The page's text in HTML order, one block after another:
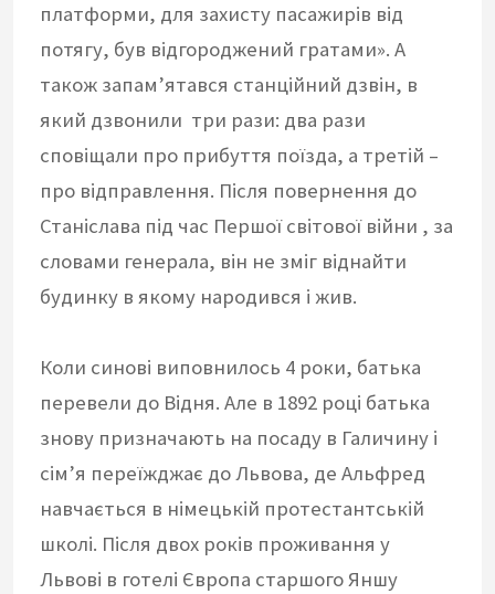
платформи, для захисту пасажирів від
потягу, був відгороджений гратами». А
також запам’ятався станційний дзвін, в
який дзвонили три рази: два рази
сповіщали про прибуття поїзда, а третій –
про відправлення. Після повернення до
Станіслава під час Першої світової війни , за
словами генерала, він не зміг віднайти
будинку в якому народився і жив.
Коли синові виповнилось 4 роки, батька
перевели до Відня. Але в 1892 році батька
знову призначають на посаду в Галичину і
сім’я переїжджає до Львова, де Альфред
навчається в німецькій протестантській
школі. Після двох років проживання у
Львові в готелі Європа старшого Яншу